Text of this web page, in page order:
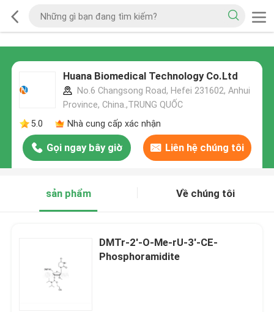
Huana Biomedical Technology Co.Ltd
No.6 Changsong Road, Hefei 231602, Anhui
Province, China.,TRUNG QUỐC
5.0
Nhà cung cấp xác nhận
Gọi ngay bây giờ Liên hệ chúng tôi
sản phẩm Về chúng tôi
DMTr-2'-O-Me-rU-3'-CE-
Phosphoramidite